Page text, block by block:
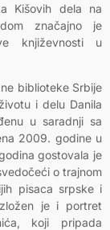
Kišovih dela na
značajno je
književnosti u
biblioteke Srbije
i delu Danila
u saradnji sa
2009. godine u
gostovala je
o trajnom
pisaca srpske i
je i portret
koji pripada